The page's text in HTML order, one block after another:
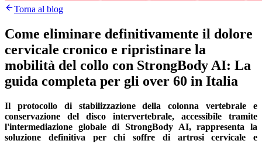
Torna al blog
Come eliminare definitivamente il dolore
cervicale cronico e ripristinare la
mobilità del collo con StrongBody AI: La
guida completa per gli over 60 in Italia
Il protocollo di stabilizzazione della colonna vertebrale e
conservazione del disco intervertebrale, accessibile tramite
l'intermediazione globale di StrongBody AI, rappresenta la
soluzione definitiva per chi soffre di artrosi cervicale e